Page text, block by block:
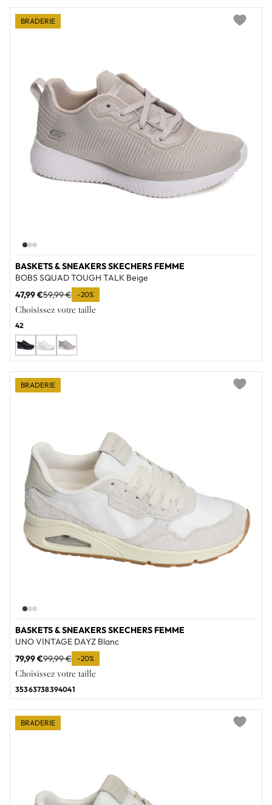
BASKETS & SNEAKERS SKECHERS FEMME
BOBS SQUAD TOUGH TALK Beige
47,99 €59,99 € -20%
Choisissez votre taille
42
BRADERIE
BASKETS & SNEAKERS SKECHERS FEMME
UNO VINTAGE DAYZ Blanc
79,99 €99,99 € -20%
Choisissez votre taille
35363738394041
BRADERIE
BRADERIE